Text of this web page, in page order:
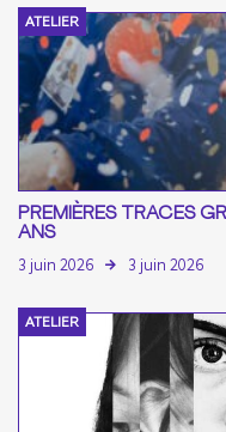
ATELIER
PREMIÈRES TRACES
ANS
3 juin 2026 3 juin 2026
ATELIER